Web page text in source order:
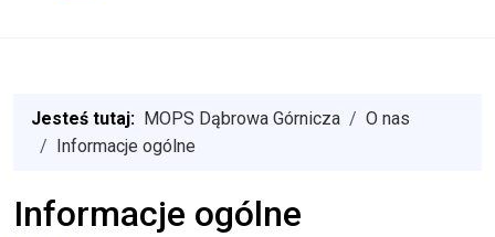
Jesteś tutaj: MOPS Dąbrowa Górnicza
O nas
Informacje ogólne
Informacje ogólne